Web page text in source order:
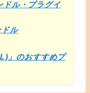
ドル・プラグイ
ル
」のおすすめプ